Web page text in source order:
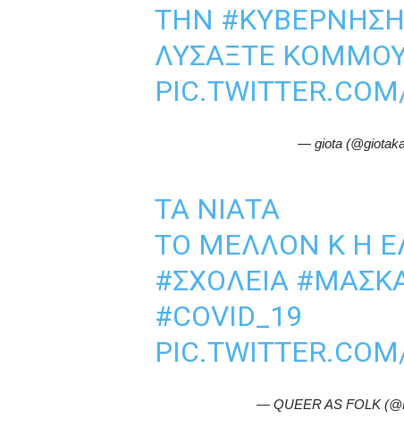
ΤΗΝ
ΛΥΣΑΞΤΕ
— giota
ΤΑ ΝΙΆΤΑ
ΤΟ ΜΈΛΛΟΝ Κ Η
#ΣΧΟΛΕΙΑ
#COVID_19
— QUEER AS FOLK